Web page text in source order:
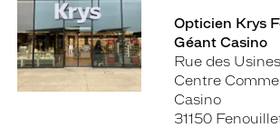
Opticien Krys
Géant Casino
Rue des Usines
Centre
Casino
31150